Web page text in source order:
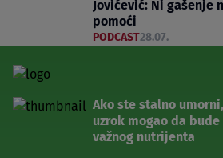
Jovićević: Ni gašenje
pomoći
PODCAST28.07.
Ako ste stalno
uzrok mogao da
važnog nutrijenta